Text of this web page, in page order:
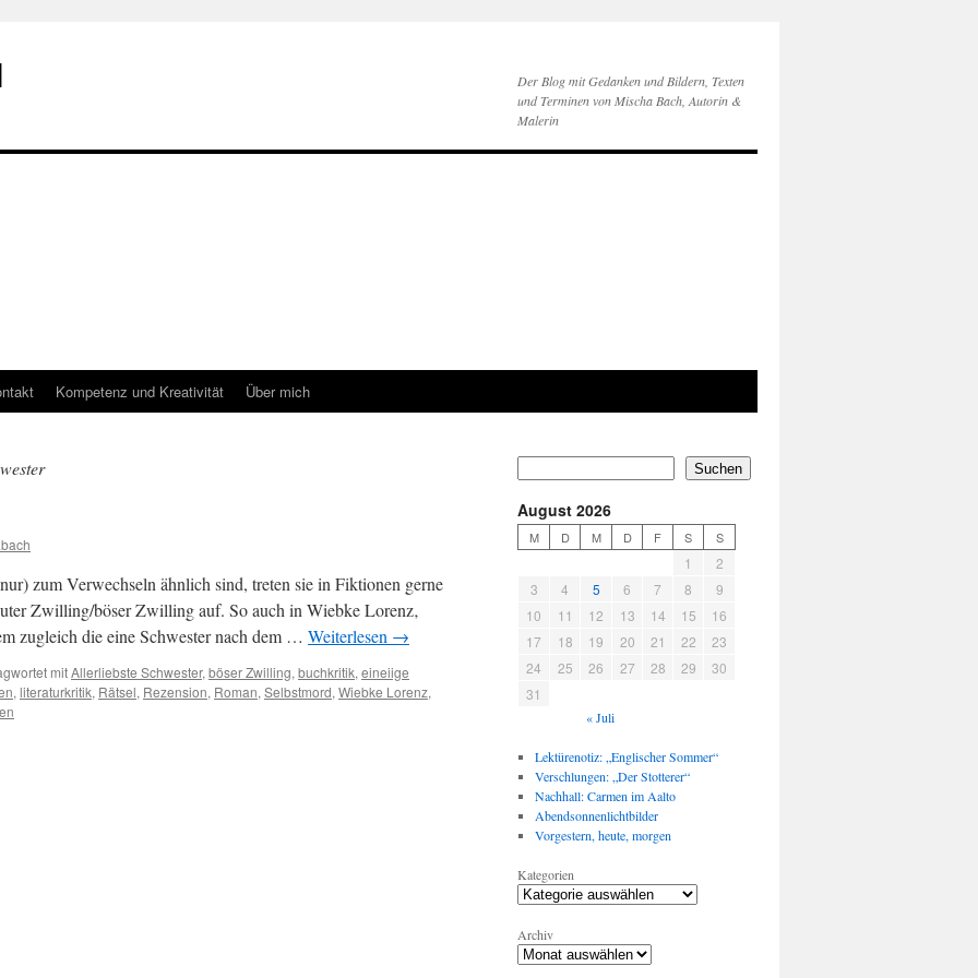
Der Blog mit Gedanken und Bildern, Texten
und Terminen von Mischa Bach, Autorin &
Malerin
Kompetenz und Kreativität Über mich
zum Verwechseln ähnlich sind, treten sie in Fiktionen gerne
Zwilling/böser Zwilling auf. So auch in Wiebke Lorenz‚
zugleich die eine Schwester nach dem … Weiterlesen →
mitAllerliebste Schwester, böser Zwilling, buchkritik, eineiige
, literaturkritik, Rätsel, Rezension, Roman, Selbstmord, Wiebke Lorenz,
Suchen
August 2026
M D M D F S S
1
2
3
4 5 6 7 8
9
10
11 12 13 14 15
16
17
18 19 20 21 22
23
24
25 26 27 28 29
30
31
« Juli
Lektürenotiz: „Englischer Sommer“
Verschlungen: „Der Stotterer“
Nachhall: Carmen im Aalto
Abendsonnenlichtbilder
Vorgestern, heute, morgen
Kategorien
Archiv